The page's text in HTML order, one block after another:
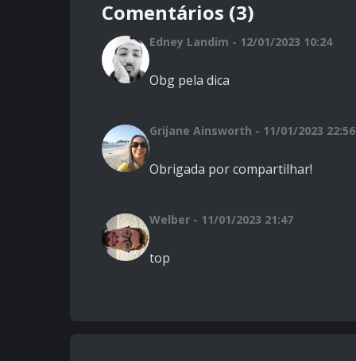
Comentários (3)
Edney Landim - 12/01/2023 10:24
Obg pela dica
Grijane Ainsworth - 11/01/2023 22:56
Obrigada por compartilhar!
Welber - 11/01/2023 21:47
top